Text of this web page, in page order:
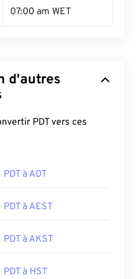
07:00 am WET
d'autres
PDT vers ces
PDT à ADT
PDT à AEST
PDT à AKST
PDT à HST